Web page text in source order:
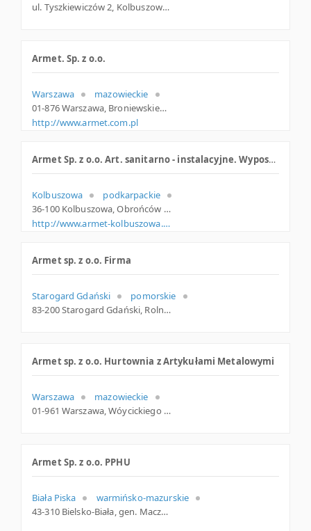
ul. Tyszkiewiczów 2, Kolbuszowa
Armet. Sp. z o.o.
Warszawa
mazowieckie
01-876 Warszawa, Broniewskiego 85, woj. Mazowieckie, pow. Warszawa, gm. Warszawa
http://www.armet.com.pl
Armet Sp. z o.o. Art. sanitarno - instalacyjne. Wyposażenie łazienek, budowlane materiały
Kolbuszowa
podkarpackie
36-100 Kolbuszowa, Obrońców Pokoju 15, woj. Podkarpackie, pow. Kolbuszowski, gm. Kolbuszowa
http://www.armet-kolbuszowa.com.pl
Armet sp. z o.o. Firma
Starogard Gdański
pomorskie
83-200 Starogard Gdański, Rolna 12, pomorskie
Armet sp. z o.o. Hurtownia z Artykułami Metalowymi
Warszawa
mazowieckie
01-961 Warszawa, Wóycickiego 1/3, mazowieckie
Armet Sp. z o.o. PPHU
Biała Piska
warmińsko-mazurskie
43-310 Bielsko-Biała, gen. Maczka 9, woj. Śląskie, pow. Bielsko-Biała, gm. Bielsko-Biała